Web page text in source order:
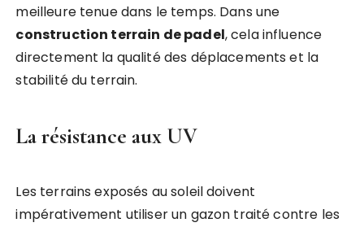
meilleure tenue dans le temps. Dans une
construction terrain de padel, cela influence
directement la qualité des déplacements et la
stabilité du terrain.
La résistance aux UV
Les terrains exposés au soleil doivent
impérativement utiliser un gazon traité contre les